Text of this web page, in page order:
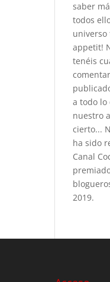
saber
todos
universo
appetit!
tenéis
a todo lo
nuestro
cierto...
ha sido
Canal
2019.